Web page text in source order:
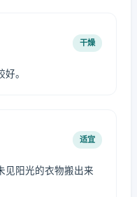
干燥
。
适宜
见阳光的衣物搬出来